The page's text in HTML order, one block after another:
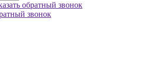
обратный звонок
звонок